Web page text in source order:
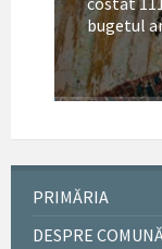
bugetul
PRIMĂRIA
DESPRE